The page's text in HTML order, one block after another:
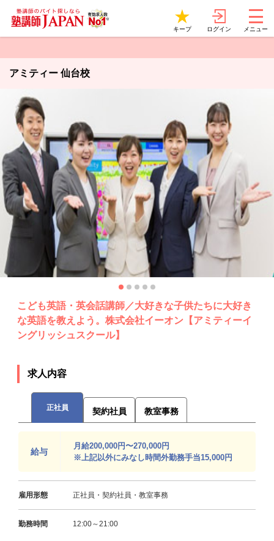
キープ ログイン メニュー
アミティー 仙台校
こども英語・英会話講師／大好きな子供たちに大好き
な英語を教えよう。株式会社イーオン【アミティーイ
ングリッシュスクール】
求人内容
正社員 契約社員 教室事務
給与
月給200,000円〜270,000円
※上記以外にみなし時間外勤務手当15,000円
雇用形態 正社員・契約社員・教室事務
勤務時間 12:00～21:00